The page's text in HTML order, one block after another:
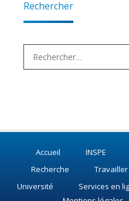
Rechercher
Accueil INSPE
Recherche
Travailler
Université
Services en